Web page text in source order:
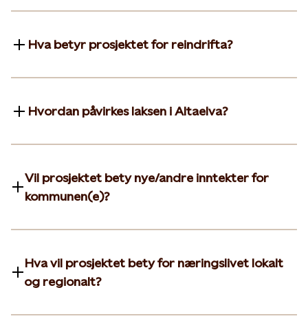
Hva betyr prosjektet for reindrifta?
Hvordan påvirkes laksen i Altaelva?
Vil prosjektet bety nye/andre inntekter for
kommunen(e)?
Hva vil prosjektet bety for næringslivet lokalt
og regionalt?